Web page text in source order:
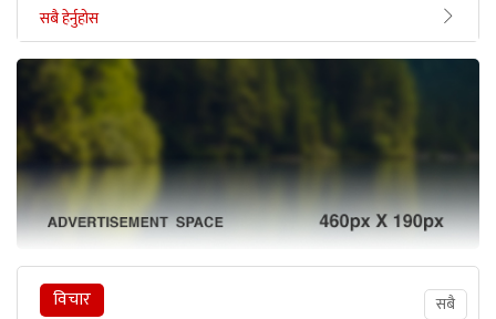
सबै हेर्नुहोस
विचार सबै